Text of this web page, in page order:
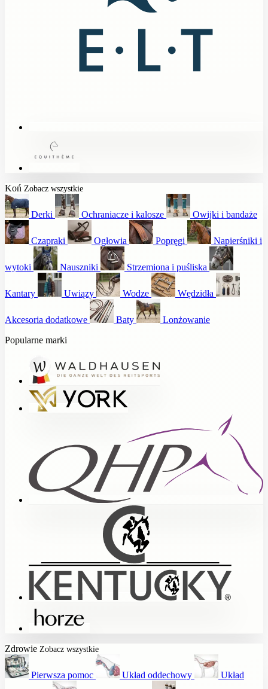
Koń Zobacz wszystkie
Derki Ochraniacze i kalosze Owijki i bandaże
Czapraki Ogłowia Popręgi Napierśniki i
wytoki Nauszniki Strzemiona i puśliska
Kantary Uwiązy Wodze Wędzidła
Akcesoria dodatkowe Baty
Lonżowanie
Popularne marki
Zdrowie Zobacz wszystkie
Pierwsza pomoc Układ oddechowy Układ